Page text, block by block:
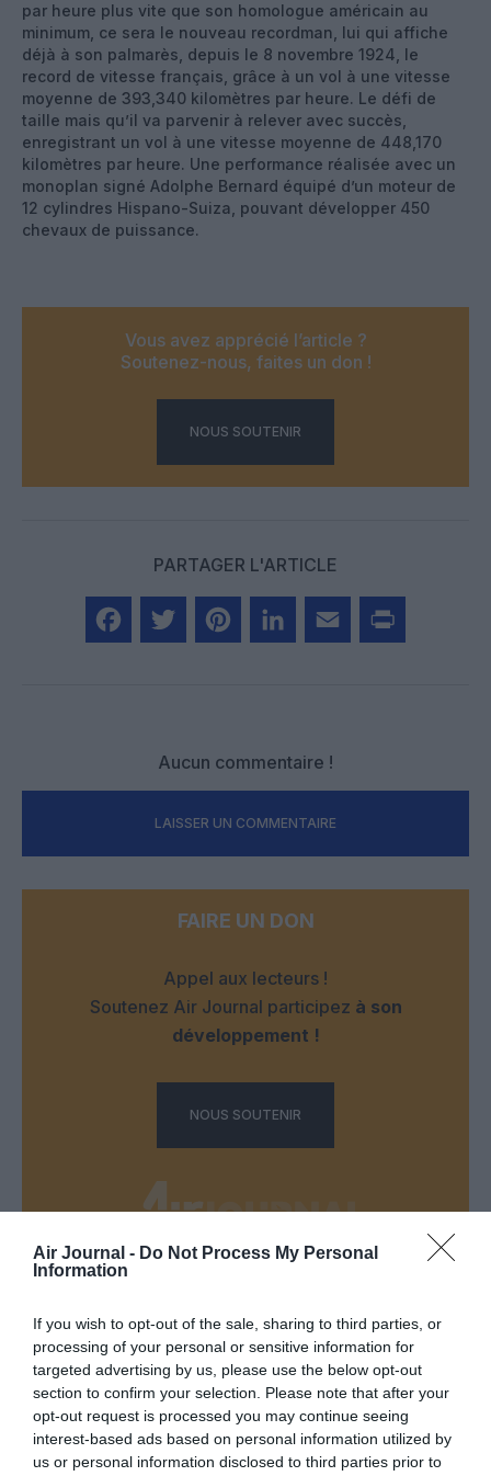
Air Journal - Do Not Process My Personal
Information
If you wish to opt-out of the sale, sharing to third parties, or
processing of your personal or sensitive information for
targeted advertising by us, please use the below opt-out
section to confirm your selection. Please note that after your
opt-out request is processed you may continue seeing
interest-based ads based on personal information utilized by
us or personal information disclosed to third parties prior to
par heure plus vite que son homologue américain au
minimum, ce sera le nouveau recordman, lui qui affiche
déjà à son palmarès, depuis le 8 novembre 1924, le
record de vitesse français, grâce à un vol à une vitesse
moyenne de 393,340 kilomètres par heure. Le défi de
taille mais qu’il va parvenir à relever avec succès,
enregistrant un vol à une vitesse moyenne de 448,170
kilomètres par heure. Une performance réalisée avec un
monoplan signé Adolphe Bernard équipé d’un moteur de
12 cylindres Hispano-Suiza, pouvant développer 450
chevaux de puissance.
Vous avez apprécié l’article ?
Soutenez-nous, faites un don !
NOUS SOUTENIR
PARTAGER L'ARTICLE
Aucun commentaire !
LAISSER UN COMMENTAIRE
FAIRE UN DON
Appel aux lecteurs !
Soutenez Air Journal participez à son
développement !
NOUS SOUTENIR
NDR a commenté l'article :
Contrôles aux frontières entre l’Espagne et l’Italie : des
arrivées plus longues, des correspondances à risque